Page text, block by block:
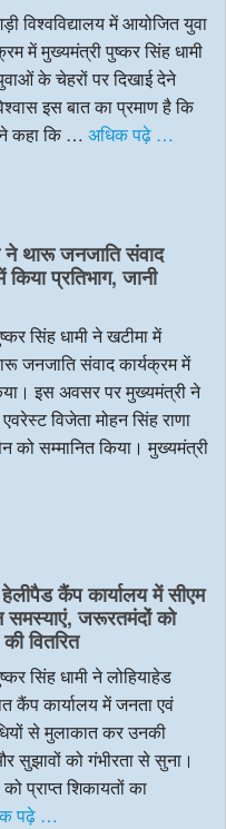
विश्वविद्यालय में आयोजित युवा
में मुख्यमंत्री पुष्कर सिंह धामी
के चेहरों पर दिखाई देने
इस बात का प्रमाण है कि
कहा कि … अधिक पढ़े …
ने थारू जनजाति संवाद
किया प्रतिभाग, जानी
सिंह धामी ने खटीमा में
जनजाति संवाद कार्यक्रम में
इस अवसर पर मुख्यमंत्री ने
विजेता मोहन सिंह राणा
को सम्मानित किया। मुख्यमंत्री
हेलीपैड कैंप कार्यालय में सीएम
जरूरतमंदों को
वितरित
सिंह धामी ने लोहियाहेड
कैंप कार्यालय में जनता एवं
से मुलाकात कर उनकी
सुझावों को गंभीरता से सुना।
प्राप्त शिकायतों का
पढ़े …